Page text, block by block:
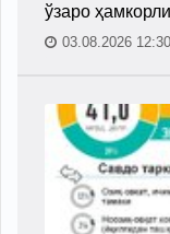
ўзаро
03.08.2026 12:30